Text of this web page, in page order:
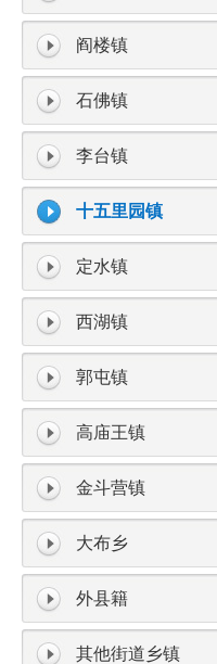
阎楼镇
石佛镇
李台镇
十五里园镇
定水镇
西湖镇
郭屯镇
高庙王镇
金斗营镇
大布乡
外县籍
其他街道乡镇